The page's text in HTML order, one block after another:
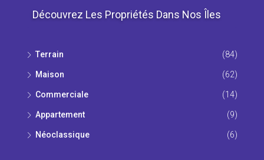
Découvrez Les Propriétés Dans Nos Îles
Τerrain (84)
Maison (62)
Commerciale (14)
Appartement (9)
Νéoclassique (6)